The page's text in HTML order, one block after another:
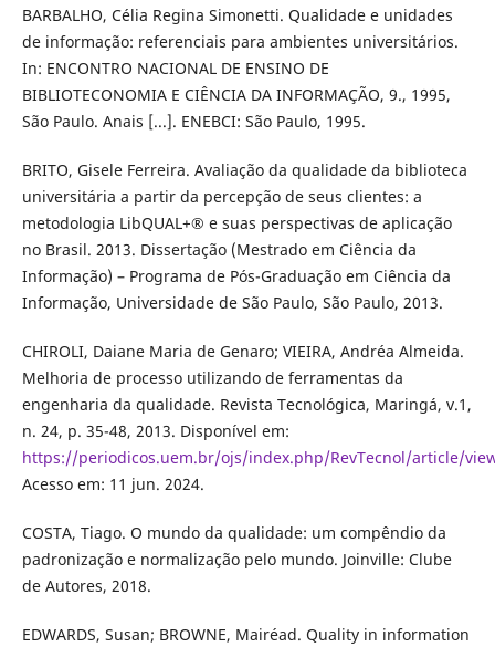
BARBALHO, Célia Regina Simonetti. Qualidade e unidades
de informação: referenciais para ambientes universitários.
In: ENCONTRO NACIONAL DE ENSINO DE
BIBLIOTECONOMIA E CIÊNCIA DA INFORMAÇÃO, 9., 1995,
São Paulo. Anais [...]. ENEBCI: São Paulo, 1995.
BRITO, Gisele Ferreira. Avaliação da qualidade da biblioteca
universitária a partir da percepção de seus clientes: a
metodologia LibQUAL+® e suas perspectivas de aplicação
no Brasil. 2013. Dissertação (Mestrado em Ciência da
Informação) – Programa de Pós-Graduação em Ciência da
Informação, Universidade de São Paulo, São Paulo, 2013.
CHIROLI, Daiane Maria de Genaro; VIEIRA, Andréa Almeida.
Melhoria de processo utilizando de ferramentas da
engenharia da qualidade. Revista Tecnológica, Maringá, v.1,
n. 24, p. 35-48, 2013. Disponível em:
https://periodicos.uem.br/ojs/index.php/RevTecnol/article/
Acesso em: 11 jun. 2024.
COSTA, Tiago. O mundo da qualidade: um compêndio da
padronização e normalização pelo mundo. Joinville: Clube
de Autores, 2018.
EDWARDS, Susan; BROWNE, Mairéad. Quality in information